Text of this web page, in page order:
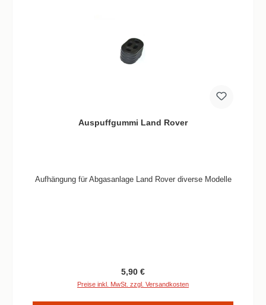
Auspuffgummi Land Rover
Aufhängung für Abgasanlage Land Rover diverse Modelle
Regulärer Preis:
5,90 €
Preise inkl. MwSt. zzgl. Versandkosten